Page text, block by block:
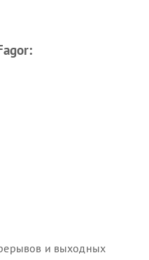
и выходных